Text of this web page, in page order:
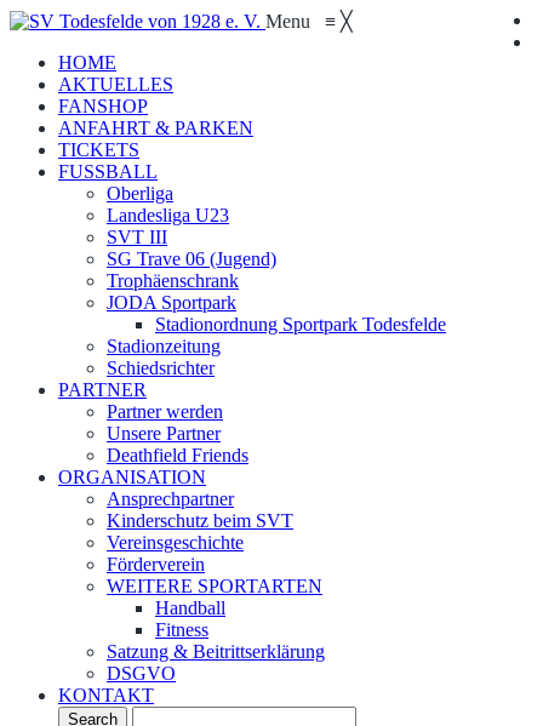
Menu ≡ ╳
HOME
AKTUELLES
FANSHOP
ANFAHRT & PARKEN
TICKETS
FUSSBALL
Oberliga
Landesliga U23
SVT III
SG Trave 06 (Jugend)
Trophäenschrank
JODA Sportpark
Stadionordnung Sportpark Todesfelde
Stadionzeitung
Schiedsrichter
PARTNER
Partner werden
Unsere Partner
Deathfield Friends
ORGANISATION
Ansprechpartner
Kinderschutz beim SVT
Vereinsgeschichte
Förderverein
WEITERE SPORTARTEN
Handball
Fitness
Satzung & Beitrittserklärung
DSGVO
KONTAKT